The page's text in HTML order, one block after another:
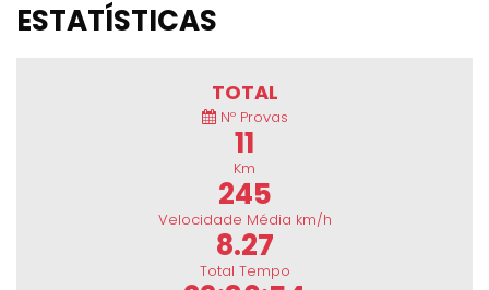
ESTATÍSTICAS
TOTAL
Nº Provas
11
Km
245
Velocidade Média km/h
8.27
Total Tempo